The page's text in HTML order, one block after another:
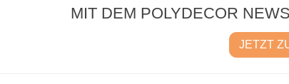
MIT DEM POLYDECOR
JETZT